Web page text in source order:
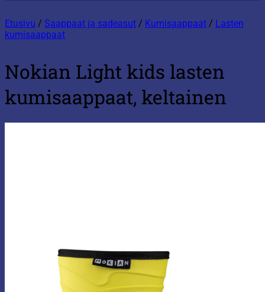
Etusivu / Saappaat ja sadeasut / Kumisaappaat / Lasten
kumisaappaat
Nokian Light kids lasten
kumisaappaat, keltainen